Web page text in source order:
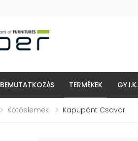
BEMUTATKOZÁS TERMÉKEK GY.I.K.
Kötőelemek Kapupánt Csavar